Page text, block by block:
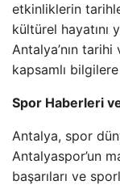
etkinliklerin
kültürel hayatını
Antalya’nın
kapsamlı
Spor Haberleri
Antalya, spor
Antalyaspor’un
başarıları ve